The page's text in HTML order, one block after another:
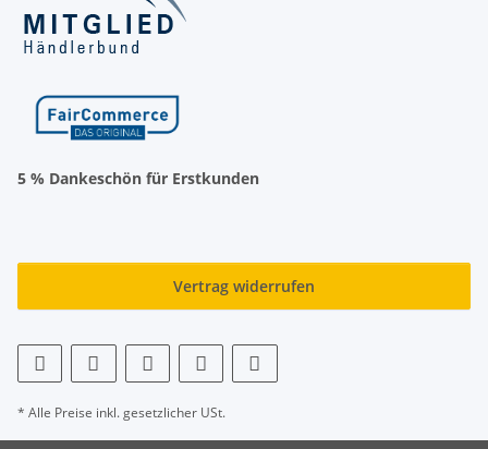
5 % Dankeschön für Erstkunden
Vertrag widerrufen
* Alle Preise inkl. gesetzlicher USt.